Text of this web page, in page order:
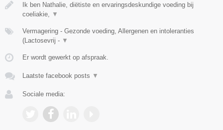
Ik ben Nathalie, diëtiste en ervaringsdeskundige voeding bij
coeliakie,
▼
Vermagering - Gezonde voeding, Allergenen en intoleranties
(Lactosevrij - ▼
Er wordt gewerkt op afspraak.
Laatste facebook posts ▼
Sociale media: